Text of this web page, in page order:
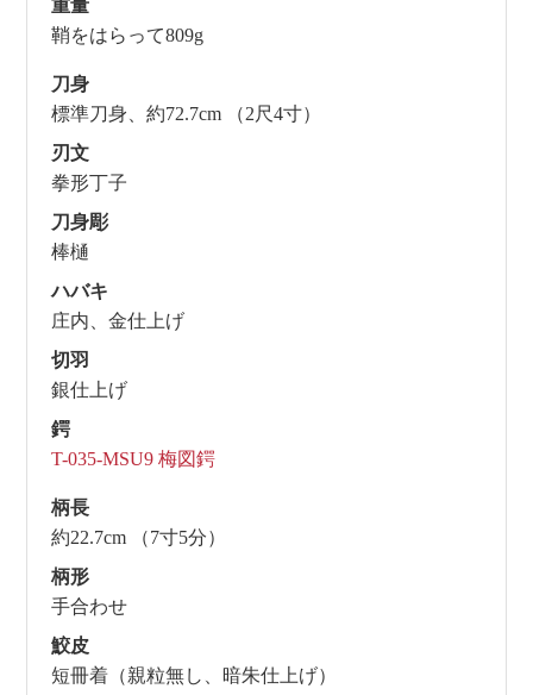
重量
鞘をはらって809g
刀身
標準刀身、約72.7cm （2尺4寸）
刃文
拳形丁子
刀身彫
棒樋
ハバキ
庄内、金仕上げ
切羽
銀仕上げ
鍔
T-035-MSU9 梅図鍔
柄長
約22.7cm （7寸5分）
柄形
手合わせ
鮫皮
短冊着（親粒無し、暗朱仕上げ）